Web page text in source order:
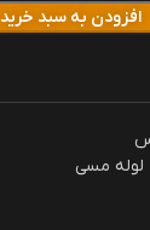
افزودن به سبد خرید
لوله مسی